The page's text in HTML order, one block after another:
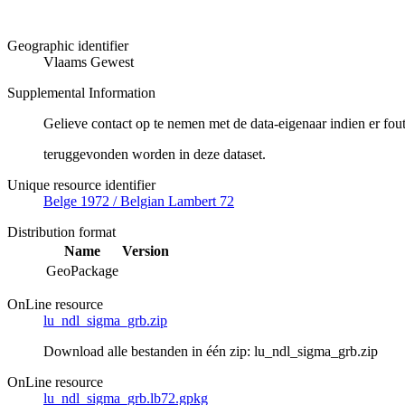
Geographic identifier
Vlaams Gewest
Supplemental Information
Gelieve contact op te nemen met de data-eigenaar indien er
teruggevonden worden in deze dataset.
Unique resource identifier
Belge 1972 / Belgian Lambert 72
Distribution format
Name
Version
GeoPackage
OnLine resource
lu_ndl_sigma_grb.zip
Download alle bestanden in één zip: lu_ndl_sigma_grb.zip
OnLine resource
lu_ndl_sigma_grb.lb72.gpkg